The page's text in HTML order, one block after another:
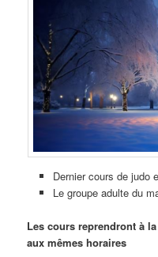
Dernier cours de judo
Le groupe adulte du
Les cours reprendront à
aux mêmes horaires